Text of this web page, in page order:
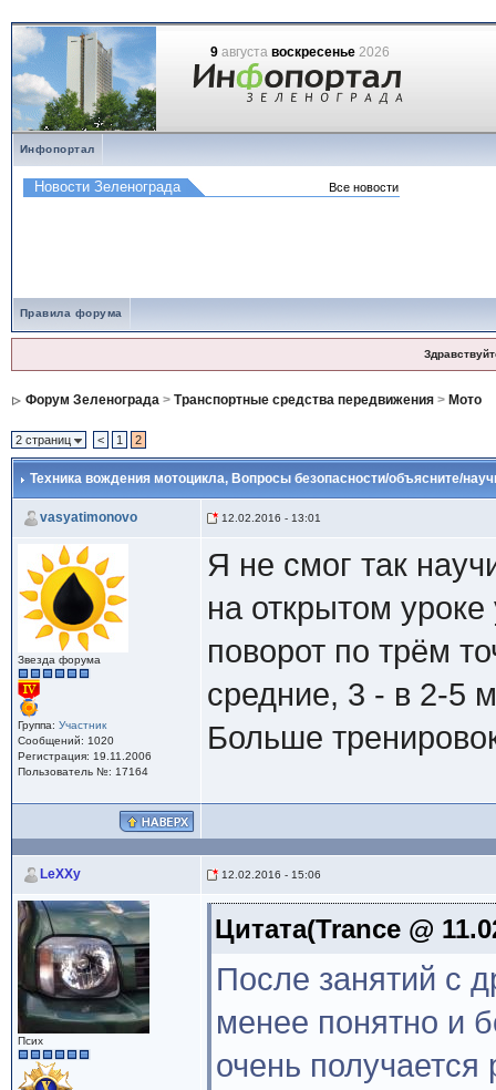
9августа воскресенье2026
Инфопортал
Правила форума
Форум Зеленограда> Транспортные средства передвижения> Мото
2 страниц < 1 2
Техника вождения мотоцикла, Вопросы безопасности/объясните/
vasyatimonovo 12.02.2016 - 13:01
Звезда форума
Группа: Участник
Сообщений: 1020
Регистрация: 19.11.2006
Пользователь №: 17164
Я не смог так
на открытом
поворот по трём
средние, 3 - в 2-5
Больше
LeXXy 12.02.2016 - 15:06
Псих
Цитата(Trance @
После занятий с
менее понятно и
очень